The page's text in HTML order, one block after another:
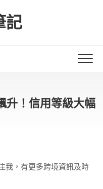
記
升！信用等級大幅
我，有更多跨境資訊及時